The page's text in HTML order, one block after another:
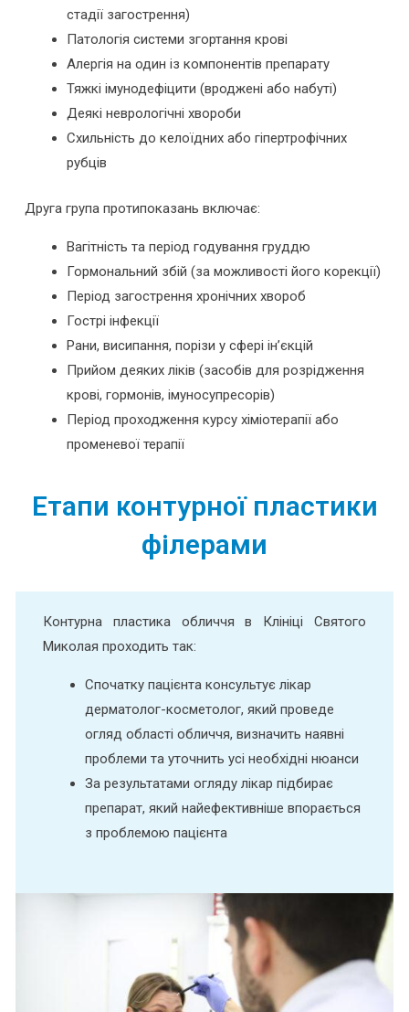
стадії загострення)
Патологія системи згортання крові
Алергія на один із компонентів препарату
Тяжкі імунодефіцити (вроджені або набуті)
Деякі неврологічні хвороби
Схильність до келоїдних або гіпертрофічних
рубців
Друга група протипоказань включає:
Вагітність та період годування груддю
Гормональний збій (за можливості його корекції)
Період загострення хронічних хвороб
Гострі інфекції
Рани, висипання, порізи у сфері ін’єкцій
Прийом деяких ліків (засобів для розрідження
крові, гормонів, імуносупресорів)
Період проходження курсу хіміотерапії або
променевої терапії
Етапи контурної пластики
філерами
Контурна пластика обличчя в Клініці Святого
Миколая проходить так:
Спочатку пацієнта консультує лікар
дерматолог-косметолог, який проведе
огляд області обличчя, визначить наявні
проблеми та уточнить усі необхідні нюанси
За результатами огляду лікар підбирає
препарат, який найефективніше впорається
з проблемою пацієнта